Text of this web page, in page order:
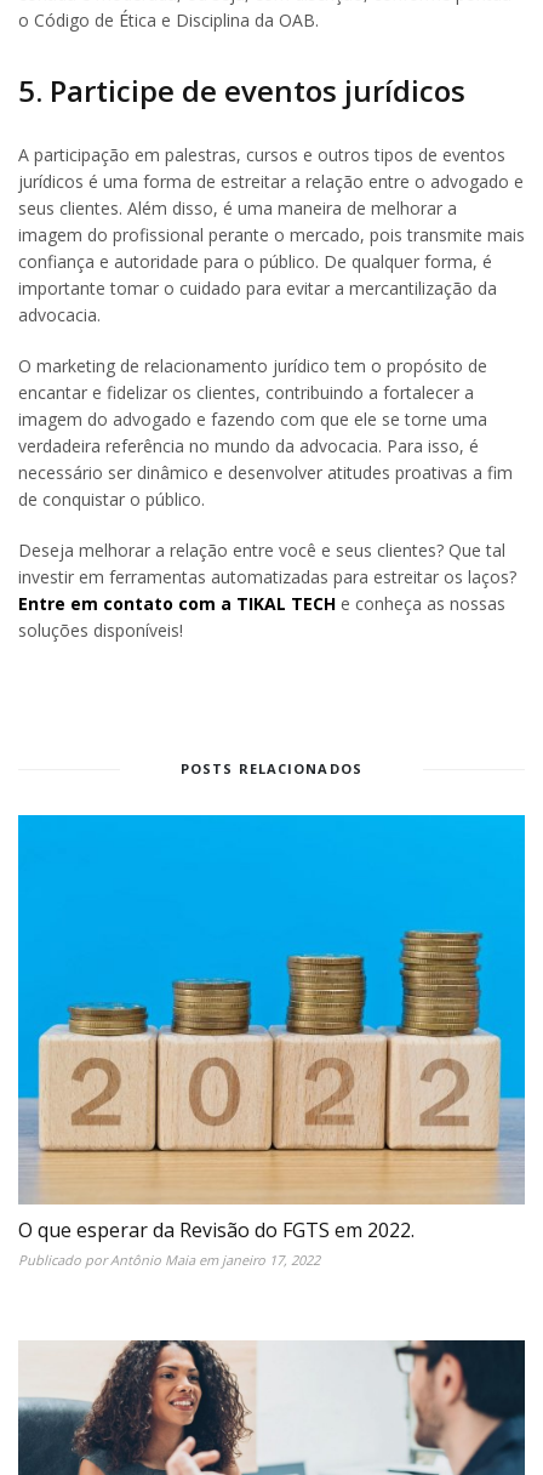
o Código de Ética e Disciplina da OAB.
5. Participe de eventos jurídicos
A participação em palestras, cursos e outros tipos de eventos
jurídicos é uma forma de estreitar a relação entre o advogado e
seus clientes. Além disso, é uma maneira de melhorar a
imagem do profissional perante o mercado, pois transmite mais
confiança e autoridade para o público. De qualquer forma, é
importante tomar o cuidado para evitar a mercantilização da
advocacia.
O marketing de relacionamento jurídico tem o propósito de
encantar e fidelizar os clientes, contribuindo a fortalecer a
imagem do advogado e fazendo com que ele se torne uma
verdadeira referência no mundo da advocacia. Para isso, é
necessário ser dinâmico e desenvolver atitudes proativas a fim
de conquistar o público.
Deseja melhorar a relação entre você e seus clientes? Que tal
investir em ferramentas automatizadas para estreitar os laços?
Entre em contato com a TIKAL TECH e conheça as nossas
soluções disponíveis!
POSTS RELACIONADOS
O que esperar da Revisão do FGTS em 2022.
Publicado porAntônio Maiaem janeiro 17, 2022